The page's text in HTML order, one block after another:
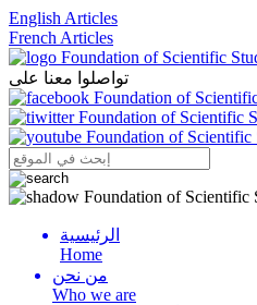
English Articles
French Articles
تواصلوا معنا على
Menu
الرئيسية
Home
من نحن
Who we are